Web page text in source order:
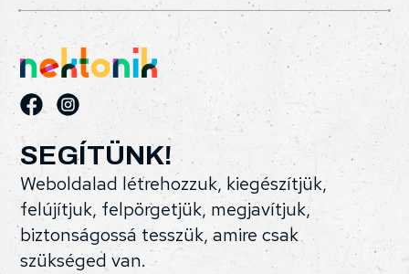
SEGÍTÜNK!
Weboldalad létrehozzuk, kiegészítjük,
felújítjuk, felpörgetjük, megjavítjuk,
biztonságossá tesszük, amire csak
szükséged van.